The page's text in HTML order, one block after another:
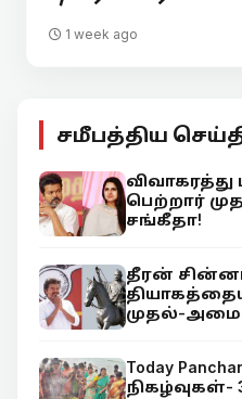
1 week ago
சமீபத்திய
விவாகரத்து
பெற்றார்
சங்கீதா!
தீரன்
முதல்-
Today
நிகழ்வுகள்-